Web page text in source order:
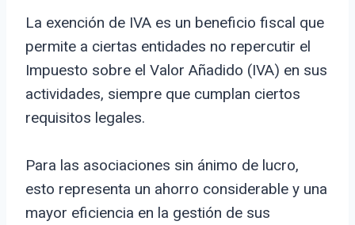
La exención de IVA es un beneficio fiscal que
permite a ciertas entidades no repercutir el
Impuesto sobre el Valor Añadido (IVA) en sus
actividades, siempre que cumplan ciertos
requisitos legales.
Para las asociaciones sin ánimo de lucro,
esto representa un ahorro considerable y una
mayor eficiencia en la gestión de sus